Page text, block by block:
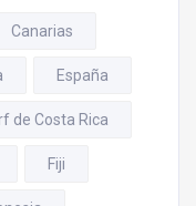
Canarias
España
de Costa Rica
Fiji